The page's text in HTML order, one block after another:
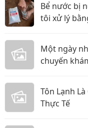
Bể nước bị
tôi xử lý
Một ngày
chuyến
Tôn Lạnh
Thực Tế